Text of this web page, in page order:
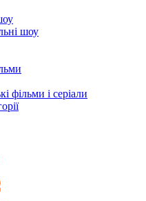
шоу
фільми і серіали